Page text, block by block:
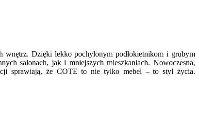
wnętrz. Dzięki lekko pochylonym podłokietnikom i grubym
salonach, jak i mniejszych mieszkaniach. Nowoczesna,
sprawiają, że COTE to nie tylko mebel – to styl życia.